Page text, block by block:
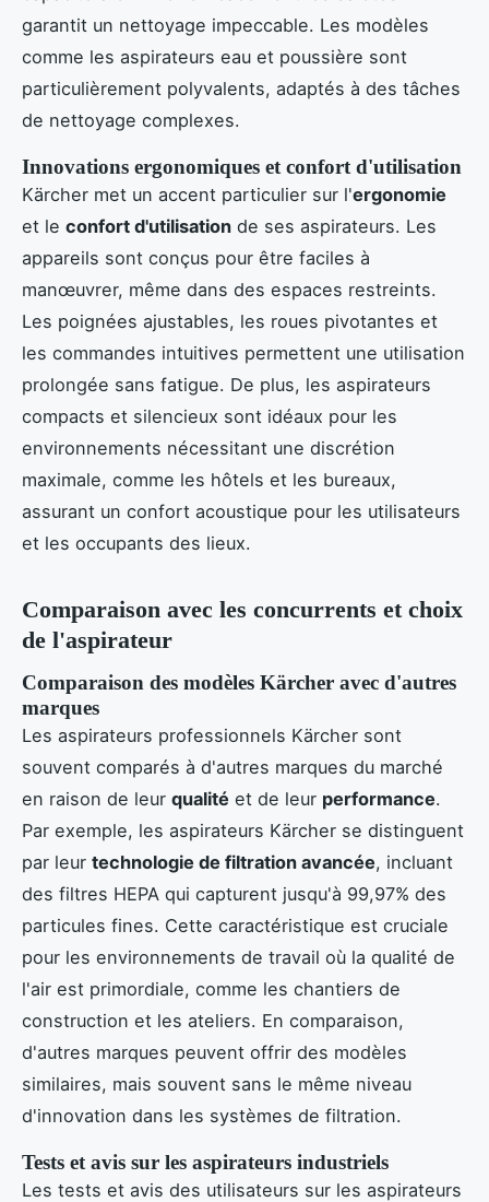
garantit un nettoyage impeccable. Les modèles
comme les aspirateurs eau et poussière sont
particulièrement polyvalents, adaptés à des tâches
de nettoyage complexes.
Innovations ergonomiques et confort d'utilisation
Kärcher met un accent particulier sur l'ergonomie
et le confort d'utilisation de ses aspirateurs. Les
appareils sont conçus pour être faciles à
manœuvrer, même dans des espaces restreints.
Les poignées ajustables, les roues pivotantes et
les commandes intuitives permettent une utilisation
prolongée sans fatigue. De plus, les aspirateurs
compacts et silencieux sont idéaux pour les
environnements nécessitant une discrétion
maximale, comme les hôtels et les bureaux,
assurant un confort acoustique pour les utilisateurs
et les occupants des lieux.
Comparaison avec les concurrents et choix
de l'aspirateur
Comparaison des modèles Kärcher avec d'autres
marques
Les aspirateurs professionnels Kärcher sont
souvent comparés à d'autres marques du marché
en raison de leur qualité et de leur performance.
Par exemple, les aspirateurs Kärcher se distinguent
par leur technologie de filtration avancée, incluant
des filtres HEPA qui capturent jusqu'à 99,97% des
particules fines. Cette caractéristique est cruciale
pour les environnements de travail où la qualité de
l'air est primordiale, comme les chantiers de
construction et les ateliers. En comparaison,
d'autres marques peuvent offrir des modèles
similaires, mais souvent sans le même niveau
d'innovation dans les systèmes de filtration.
Tests et avis sur les aspirateurs industriels
Les tests et avis des utilisateurs sur les aspirateurs